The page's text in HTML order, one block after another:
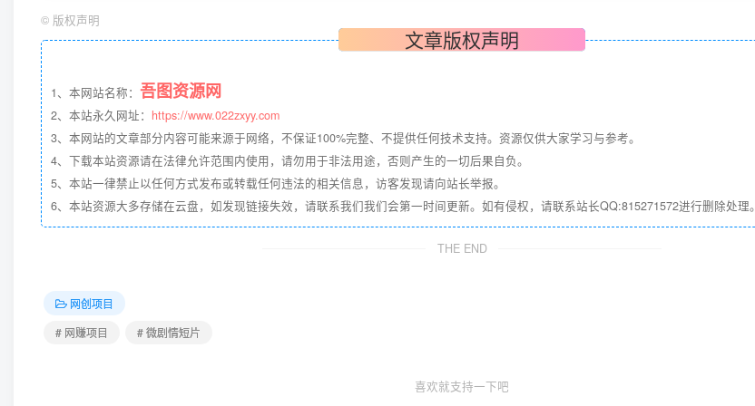
© 版权声明
文章版权声明
1、本网站名称： 吾图资源网
2、本站永久网址： https://www.022zxyy.com
3、本网站的文章部分内容可能来源于网络，不保证100%完整、不提供任何技术支持。资源仅供大家学习与参考。
4、下载本站资源请在法律允许范围内使用，请勿用于非法用途，否则产生的一切后果自负。
5、本站一律禁止以任何方式发布或转载任何违法的相关信息，访客发现请向站长举报。
6、本站资源大多存储在云盘，如发现链接失效，请联系我们我们会第一时间更新。如有侵权，请联系站长QQ:815271572进行删除处理。
THE END
网创项目
# 网赚项目
# 微剧情短片
喜欢就支持一下吧